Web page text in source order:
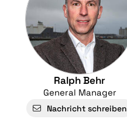
Ralph Behr
General Manager
Nachricht schreiben